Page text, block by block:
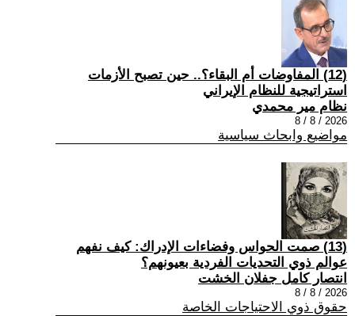
(12) المفاوضات أم البقاء؟.. حين تصبح الأزمات
استراتيجية للنظام الإيراني
نظام مير محمدي
2026 / 8 / 8
مواضيع وابحاث سياسية
(13) صمت الحواس وفضاءات الإدراك: كيف نفهم
عوالم ذوي التحديات الفردية بعيونهم؟
انتصار كامل جفلان الخشت
2026 / 8 / 8
حقوق ذوي الاحتياجات الخاصة